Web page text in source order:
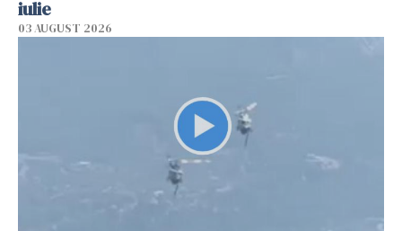
iulie
03 AUGUST 2026